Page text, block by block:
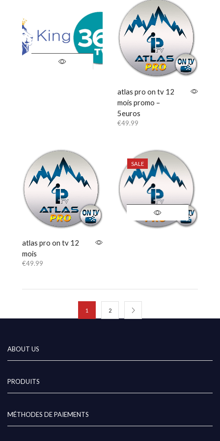
atlas pro on tv 12
mois promo –
5euros
€49.99
atlas pro on tv 12
mois
€49.99
SALE
1 2
ABOUT US
PRODUITS
MÉTHODES DE PAIEMENTS